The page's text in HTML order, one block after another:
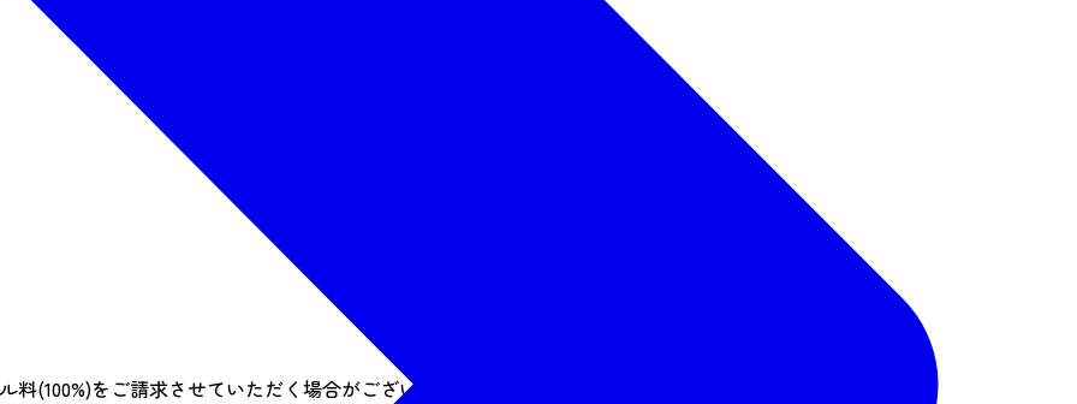
(100%)をご請求させていただく場合がございます。